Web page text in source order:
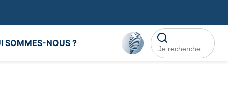
SOMMES-NOUS ?
Rechercher dans